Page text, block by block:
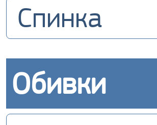
Спинка
Обивки